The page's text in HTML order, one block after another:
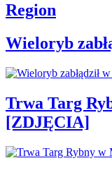
Region
Wieloryb
Trwa Targ
[ZDJĘCIA]